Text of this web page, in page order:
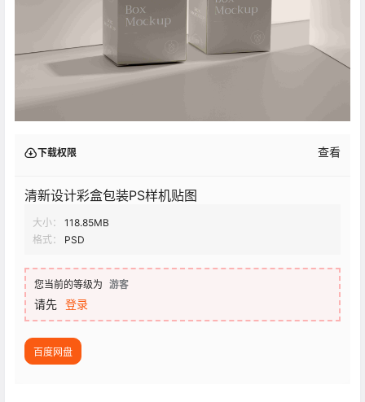
下载权限 查看
清新设计彩盒包装PS样机贴图
大小：
118.85MB
格式：
PSD
您当前的等级为 游客
请先 登录
百度网盘